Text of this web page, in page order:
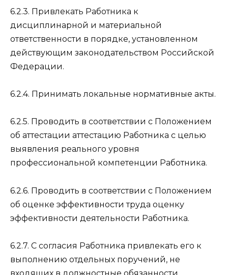
6.2.3. Привлекать Работника к
дисциплинарной и материальной
ответственности в порядке, установленном
действующим законодательством Российской
Федерации.
6.2.4. Принимать локальные нормативные акты.
6.2.5. Проводить в соответствии с Положением
об аттестации аттестацию Работника с целью
выявления реального уровня
профессиональной компетенции Работника.
6.2.6. Проводить в соответствии с Положением
об оценке эффективности труда оценку
эффективности деятельности Работника.
6.2.7. С согласия Работника привлекать его к
выполнению отдельных поручений, не